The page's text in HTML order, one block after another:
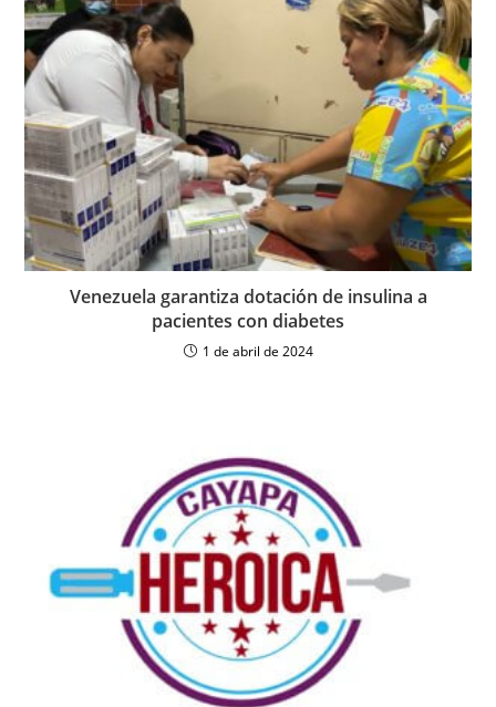
Venezuela garantiza dotación de insulina a
pacientes con diabetes
1 de abril de 2024